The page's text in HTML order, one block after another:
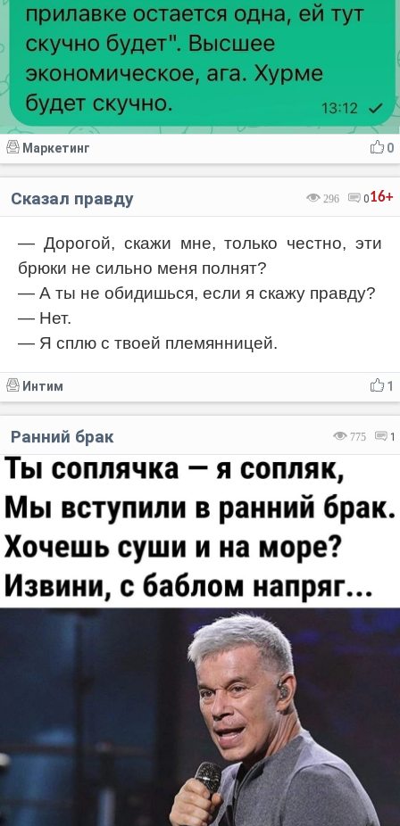
0
Маркетинг
16+
296 0
Сказал правду
— Дорогой, скажи мне, только честно, эти
брюки не сильно меня полнят?
— А ты не обидишься, если я скажу правду?
— Нет.
— Я сплю с твоей племянницей.
1
Интим
775 1
Ранний брак